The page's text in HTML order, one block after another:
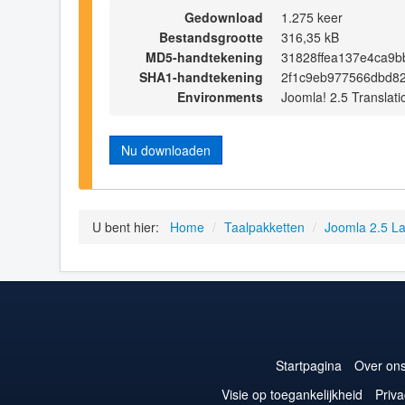
Gedownload
1.275 keer
Bestandsgrootte
316,35 kB
MD5-handtekening
SHA1-handtekening
Environments
Joomla! 2.5
Nu downloaden
U bent hier: Home / Taalpakketten / Joomla 2.5
Startpagina Over
Visie op toegankelijkheid